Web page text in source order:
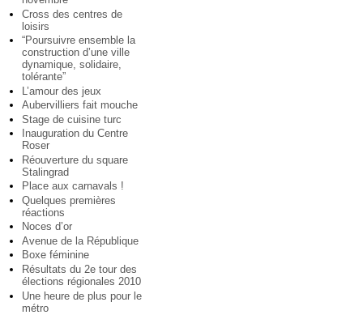
Cross des centres de
loisirs
“Poursuivre ensemble la
construction d’une ville
dynamique, solidaire,
tolérante”
L’amour des jeux
Aubervilliers fait mouche
Stage de cuisine turc
Inauguration du Centre
Roser
Réouverture du square
Stalingrad
Place aux carnavals !
Quelques premières
réactions
Noces d’or
Avenue de la République
Boxe féminine
Résultats du 2e tour des
élections régionales 2010
Une heure de plus pour le
métro